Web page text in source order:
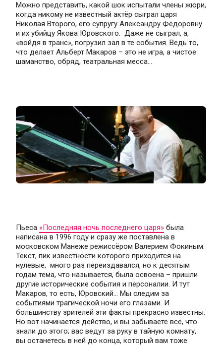
Можно представить, какой шок испытали члены жюри,
когда никому не известный актёр сыграл царя
Николая Второго, его супругу Александру Фёдоровну
и их убийцу Якова Юровского.  Даже не сыграл, а,
«войдя в транс», погрузил зал в те события. Ведь то,
что делает Альберт Макаров – это не игра, а чистое
шаманство, обряд, театральная месса...
Пьеса «Последняя ночь последнего царя» была
написана в 1996 году и сразу же поставлена в
московском Манеже режиссёром Валерием Фокиным.
Текст, пик известности которого приходится на
нулевые,  много раз переиздавался, но к десятым
годам тема, что называется, была освоена – пришли
другие исторические события и персоналии. И тут
Макаров, то есть, Юровский... Мы следим за
событиями трагической ночи его глазами. И
большинству зрителей эти факты прекрасно известны.
Но вот начинается действо, и вы забываете всё, что
знали до этого; вас ведут за руку в тайную комнату,
вы останетесь в ней до конца, который вам тоже